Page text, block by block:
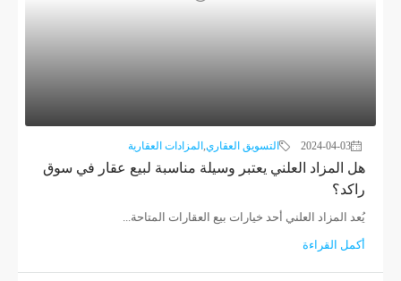
2024-04-03 التسويق العقاري, المزادات العقارية
هل المزاد العلني يعتبر وسيلة مناسبة لبيع عقار في سوق
راكد؟
يُعد المزاد العلني أحد خيارات بيع العقارات المتاحة...
أكمل القراءة